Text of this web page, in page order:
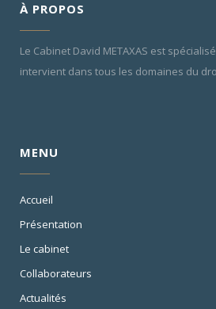
À PROPOS
Le Cabinet David METAXAS est
intervient dans tous les domaines du
MENU
Accueil
Présentation
Le cabinet
Collaborateurs
Actualités